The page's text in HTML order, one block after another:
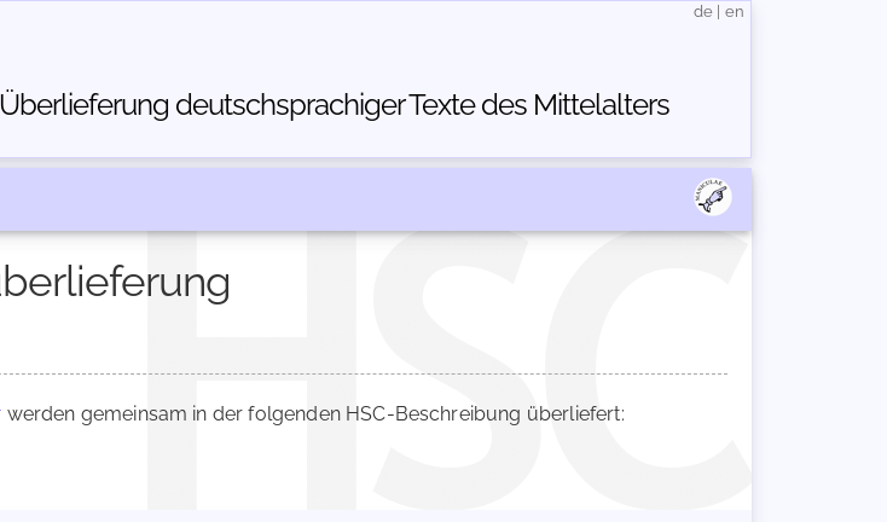
deutschsprachiger Texte des Mittelalters
de en
werden gemeinsam in der folgenden HSC-Beschreibung überliefert: